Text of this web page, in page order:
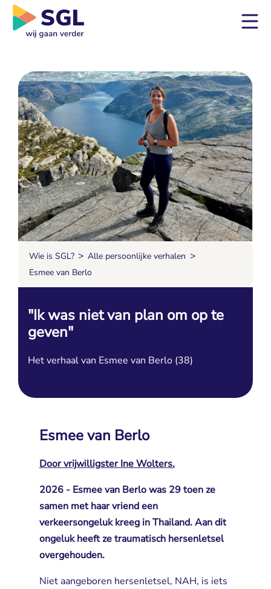
"Ik was niet van plan om op te
geven"
Het verhaal van Esmee van Berlo (38)
Wie is SGL? > Alle persoonlijke verhalen >
Esmee van Berlo
Esmee van Berlo
Door vrijwilligster Ine Wolters.
2026 - Esmee van Berlo was 29 toen ze
samen met haar vriend een
verkeersongeluk kreeg in Thailand. Aan dit
ongeluk heeft ze traumatisch hersenletsel
overgehouden.
Niet aangeboren hersenletsel, NAH, is iets